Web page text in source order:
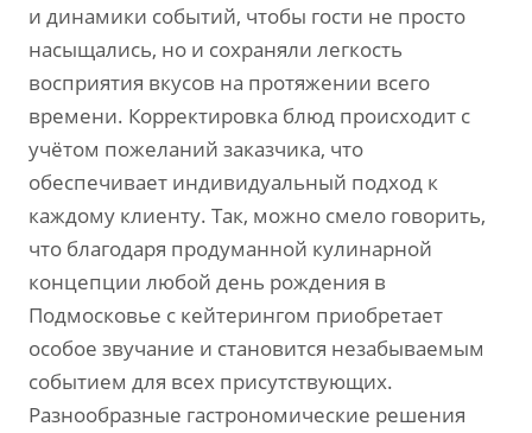
и динамики событий, чтобы гости не просто
насыщались, но и сохраняли легкость
восприятия вкусов на протяжении всего
времени. Корректировка блюд происходит с
учётом пожеланий заказчика, что
обеспечивает индивидуальный подход к
каждому клиенту. Так, можно смело говорить,
что благодаря продуманной кулинарной
концепции любой день рождения в
Подмосковье с кейтерингом приобретает
особое звучание и становится незабываемым
событием для всех присутствующих.
Разнообразные гастрономические решения